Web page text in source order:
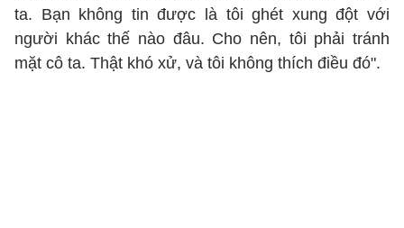
ta. Bạn không tin được là tôi ghét xung đột với
người khác thế nào đâu. Cho nên, tôi phải tránh
mặt cô ta. Thật khó xử, và tôi không thích điều đó".